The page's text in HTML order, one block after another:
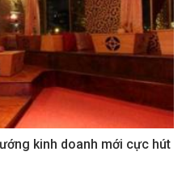
kinh doanh mới cực hút